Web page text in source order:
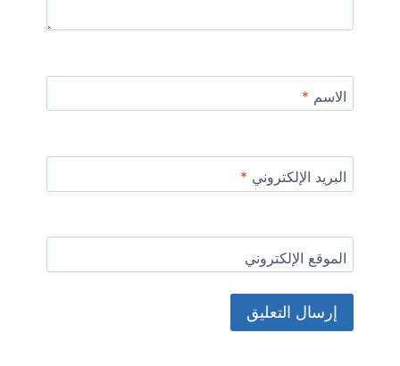
الاسم *
البريد الإلكتروني *
الموقع الإلكتروني